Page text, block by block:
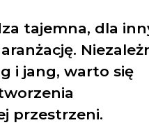
Materiały
Kostki
Ażurowe
tajemna, dla
i jang, warto się
przestrzeni.